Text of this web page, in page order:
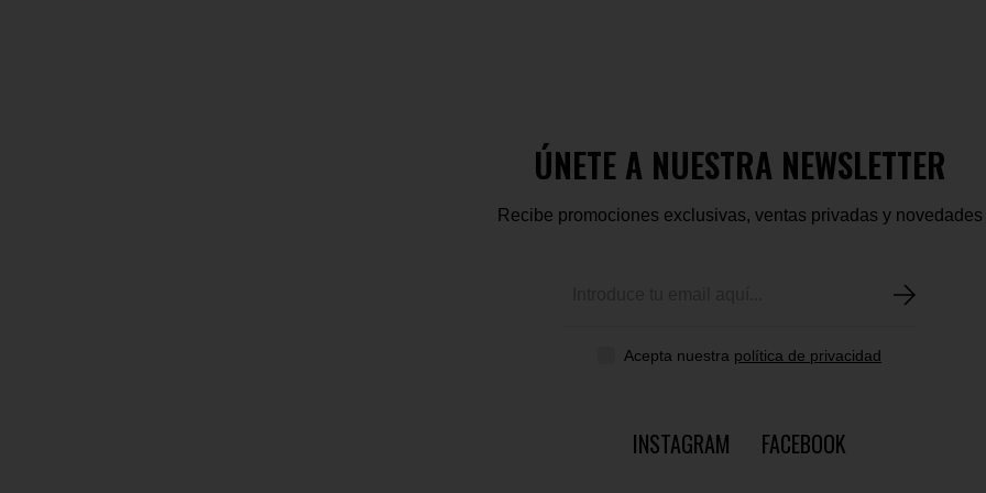
ÚNETE A NUESTRA NEWSLETTER
Recibe promociones exclusivas, ventas privadas y novedades
Acepta nuestra política de privacidad
INSTAGRAM FACEBOOK